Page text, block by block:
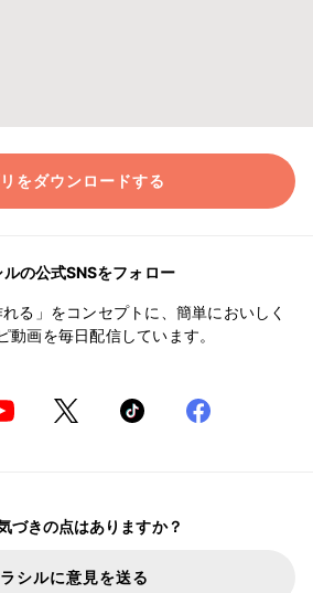
をダウンロードする
ルの公式SNSをフォロー
れる」をコンセプトに、簡単においしく
動画を毎日配信しています。
づきの点はありますか？
シルに意見を送る